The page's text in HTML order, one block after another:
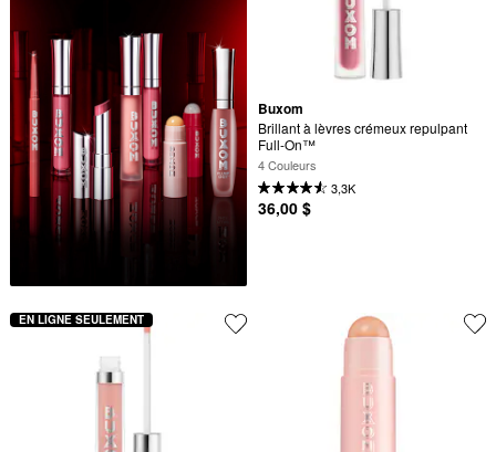
Buxom
Brillant à lèvres crémeux repulpant
Full-On™
4 Couleurs
3,3K
36,00 $
EN LIGNE SEULEMENT